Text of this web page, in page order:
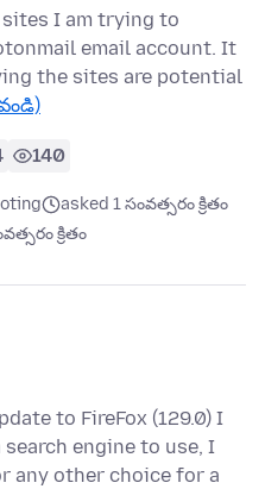
I am trying to
email account. It
the sites are potential
140
asked 1 సంవత్సరం క్రితం
క్రితం
to FireFox (129.0) I
engine to use, I
any other choice for a